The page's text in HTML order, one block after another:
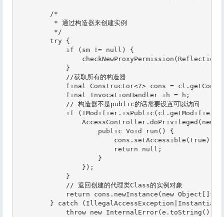
        /*
         * 通过构造器来创建实例
         */
        try {
            if (sm != null) {
            }
            //获取所有的构造器
final Constructor<?> cons =
            final InvocationHandler ih = h;
            // 构造器不是public的话需要设置可以访问
if
AccessController.doPrivileged(new
                    public Void run() {
                        cons.setAccessible(true);
                        return null;
                    }
                });
            }
            // 返回创建的代理类Class的实例对象
return cons.newInstance(new
} catch
throw new InternalError(e.toString(),